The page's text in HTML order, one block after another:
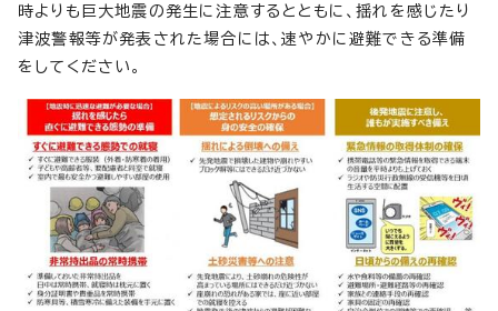
時よりも巨大地震の発生に注意するとともに、揺れを感じたり
津波警報等が発表された場合には、速やかに避難できる準備
をしてください。